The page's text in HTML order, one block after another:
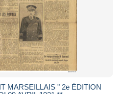
MARSEILLAIS " 2e ÉDITION